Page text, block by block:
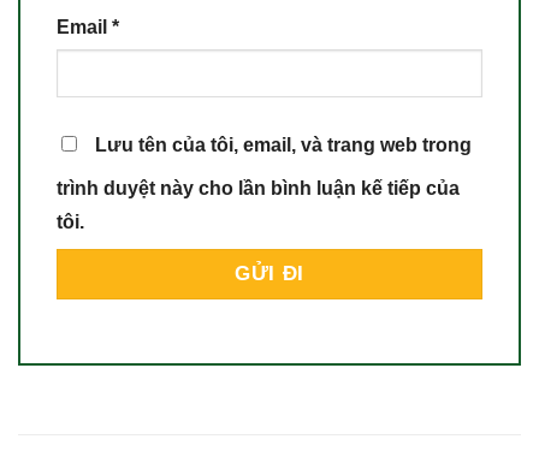
Email *
Lưu tên của tôi, email, và trang web trong
trình duyệt này cho lần bình luận kế tiếp của
tôi.